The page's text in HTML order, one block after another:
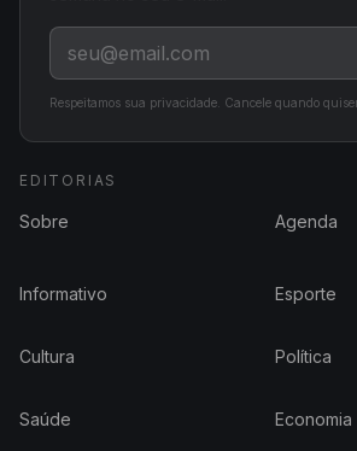
Respeitamos sua privacidade. Cancele quando
EDITORIAS
Sobre Agenda
Informativo Esporte
Cultura Política
Saúde Economia